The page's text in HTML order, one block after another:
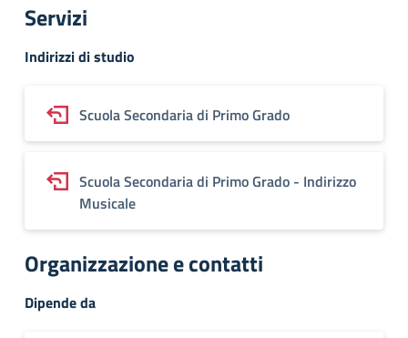
Servizi
Indirizzi di studio
Scuola Secondaria di Primo Grado
Scuola Secondaria di Primo Grado - Indirizzo
Musicale
Organizzazione e contatti
Dipende da